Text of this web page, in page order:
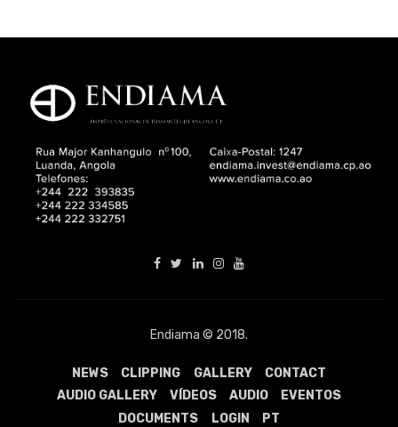
Endiama © 2018.
NEWS CLIPPING GALLERY
CONTACT
AUDIO GALLERY
VÍDEOS AUDIO
EVENTOS
DOCUMENTS
LOGIN PT